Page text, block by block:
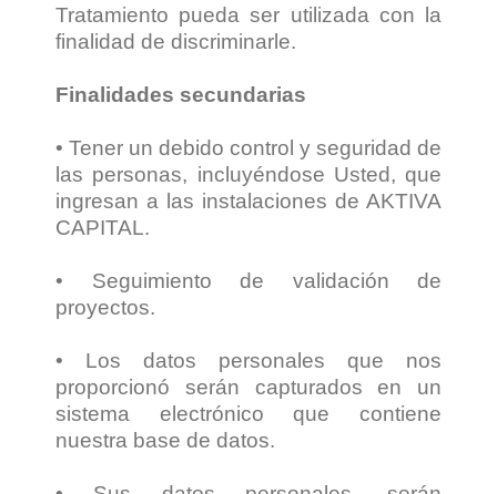
Tratamiento pueda ser utilizada con la
finalidad de discriminarle.
Finalidades secundarias
• Tener un debido control y seguridad de
las personas, incluyéndose Usted, que
ingresan a las instalaciones de AKTIVA
CAPITAL.
• Seguimiento de validación de
proyectos.
• Los datos personales que nos
proporcionó serán capturados en un
sistema electrónico que contiene
nuestra base de datos.